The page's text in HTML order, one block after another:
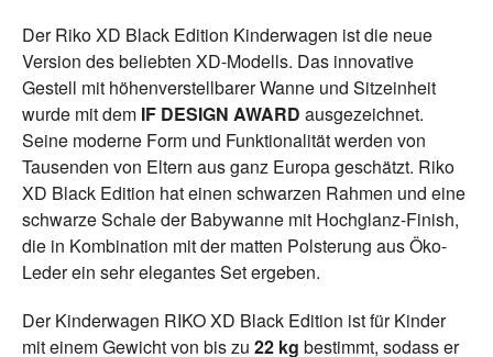
Der Riko XD Black Edition Kinderwagen ist die neue
Version des beliebten XD-Modells. Das innovative
Gestell mit höhenverstellbarer Wanne und Sitzeinheit
wurde mit dem IF DESIGN AWARD ausgezeichnet.
Seine moderne Form und Funktionalität werden von
Tausenden von Eltern aus ganz Europa geschätzt. Riko
XD Black Edition hat einen schwarzen Rahmen und eine
schwarze Schale der Babywanne mit Hochglanz-Finish,
die in Kombination mit der matten Polsterung aus Öko-
Leder ein sehr elegantes Set ergeben.
Der Kinderwagen RIKO XD Black Edition ist für Kinder
mit einem Gewicht von bis zu 22 kg bestimmt, sodass er